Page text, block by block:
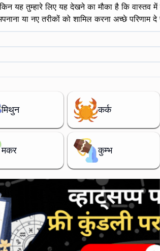
तुम्हारे लिए यह देखने का मौका है कि वास्तव
या नए तरीकों को शामिल करना अच्छे
मिथुन कर्क
मकर कुम्भ